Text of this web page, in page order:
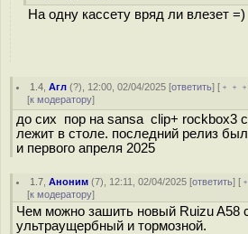
На одну кассету вряд ли влезет =)
1.4 ,Агл (?), 12:00, 02/04/2025 [ответить] [
[к модератору]
до сих пор на sansa clip+ rockbox3
лежит в столе. последний релиз
и первого апреля 2025
1.7 ,Аноним (7), 12:11, 02/04/2025 [ответить] [
[к модератору]
Чем можно зашить новый Ruizu A58
ультраущербный и тормозной.